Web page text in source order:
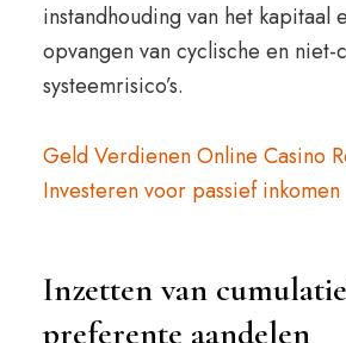
instandhouding van het kapitaal
opvangen van cyclische en niet-
systeemrisico’s.
Geld Verdienen Online Casino
Investeren voor passief inkomen
Inzetten van
preferente aandelen